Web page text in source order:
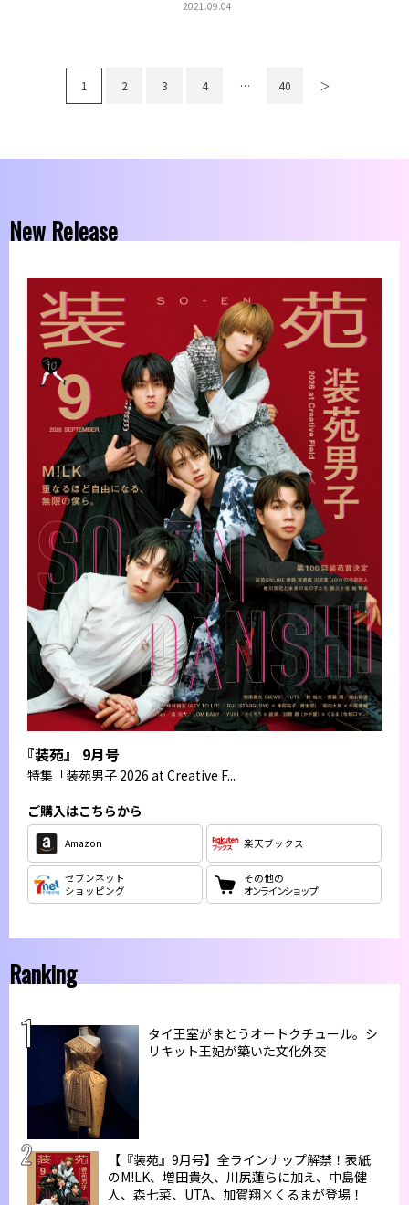
2021.09.04
1 2 3 4 … 40 ＞
New Release
『装苑』 9月号
特集 「装苑男子 2026 at Creative F...
ご購入はこちらから
Amazon 楽天ブックス
セブンネット
ショッピング
その他の
オンラインショップ
Ranking
タイ王室がまとうオートクチュール。シ
リキット王妃が築いた文化外交
【『装苑』9月号】全ラインナップ解禁！表紙
のM!LK、増田貴久、川尻蓮らに加え、中島健
人、森七菜、UTA、加賀翔×くるまが登場！